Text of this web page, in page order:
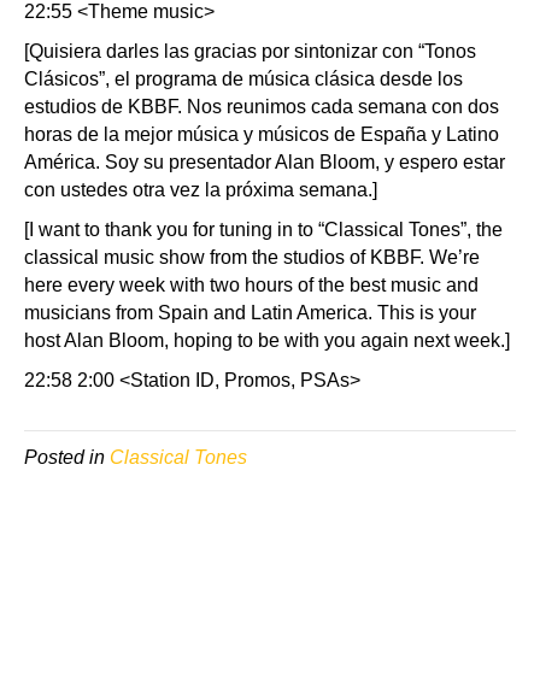
22:55 <Theme music>
[Quisiera darles las gracias por sintonizar con “Tonos
Clásicos”, el programa de música clásica desde los
estudios de KBBF. Nos reunimos cada semana con dos
horas de la mejor música y músicos de España y Latino
América. Soy su presentador Alan Bloom, y espero estar
con ustedes otra vez la próxima semana.]
[I want to thank you for tuning in to “Classical Tones”, the
classical music show from the studios of KBBF. We’re
here every week with two hours of the best music and
musicians from Spain and Latin America. This is your
host Alan Bloom, hoping to be with you again next week.]
22:58 2:00 <Station ID, Promos, PSAs>
Posted in Classical Tones